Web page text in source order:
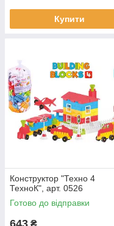
Купити
Конструктор "Техно 4
ТехноК", арт. 0526
Готово до відправки
643 ₴